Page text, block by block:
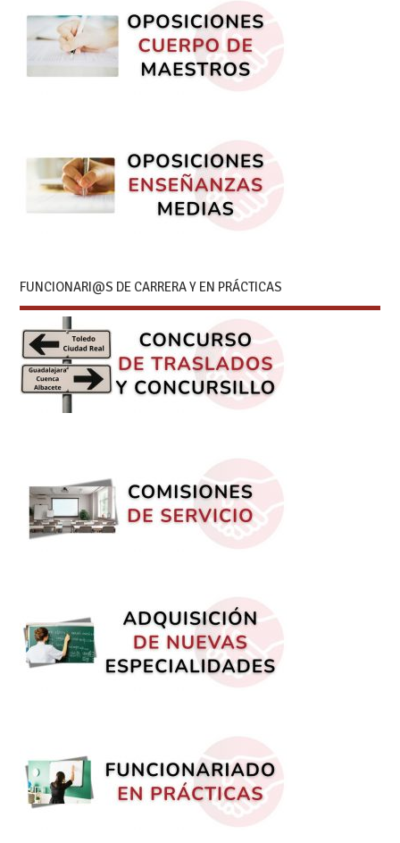
FUNCIONARI@S DE CARRERA Y EN PRÁCTICAS